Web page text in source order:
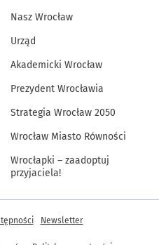
Nasz Wrocław
Urząd
Akademicki Wrocław
Prezydent Wrocławia
Strategia Wrocław 2050
Wrocław Miasto Równości
Wrocłapki – zaadoptuj
przyjaciela!
Newsletter